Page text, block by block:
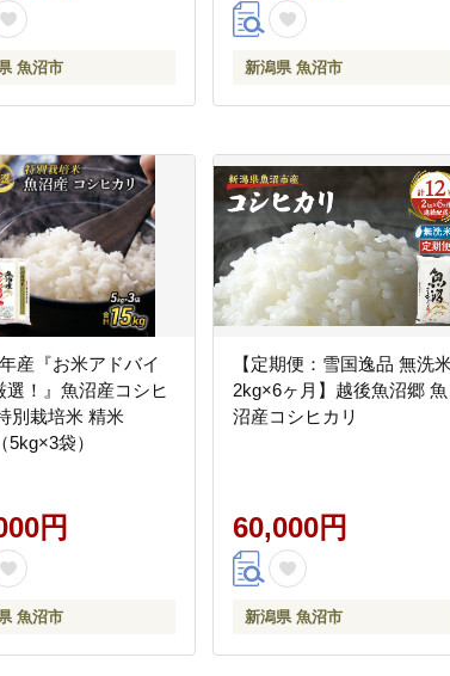
魚沼市 新潟県 魚沼市
産『お米アドバイ
選！』魚沼産コシヒ
別栽培米 精米
5kg×3袋）
円
魚沼市
【定期便：雪国逸品 無洗米
2kg×6ヶ月】越後魚沼郷 魚
沼産コシヒカリ
60,000円
新潟県 魚沼市